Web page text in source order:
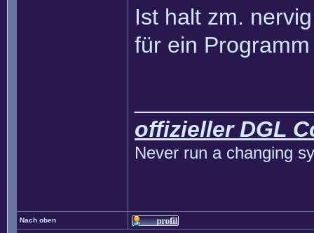
Ist halt zm.
für ein
offizieller DGL
Never run a changing
Nach oben